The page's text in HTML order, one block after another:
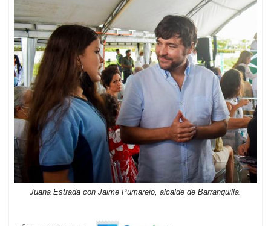
Juana Estrada con Jaime Pumarejo, alcalde de Barranquilla.